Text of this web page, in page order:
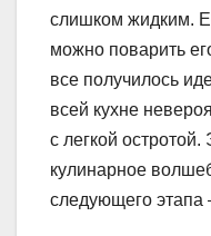
слишком жидким.
можно поварить
все получилось
всей кухне
с легкой
кулинарное
следующего этапа